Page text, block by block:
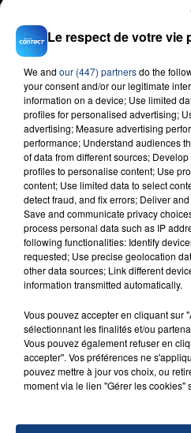
FIL D'ACTU
23 juillet 2026
INCENDIE MORTEL À
SON BÉBÉ ENTRE LA
Un homme s'est immolé
aspergé sa compagne et
d'un liquide inflammable.
Le respect de votre vie
We and our (447) partnersdo the
your consent and/or our legitimate
information on a device; Use limited
profiles for personalised advertising;
advertising; Measure advertising
performance; Understand audiences
of data from different sources;
profiles to personalise content; Use
content; Use limited data to select
detect fraud, and fix errors; Deliver
Save and communicate privacy
process personal data such as IP
following functionalities: Identify
requested; Use precise geolocation
other data sources; Link different
information transmitted automatically.
Vous pouvez accepter en cliquant sur
sélectionnant les finalités et/ou
Vous pouvez également refuser en
accepter". Vos préférences ne
pouvez mettre à jour vos choix, ou
moment via le lien "Gérer les cookies"